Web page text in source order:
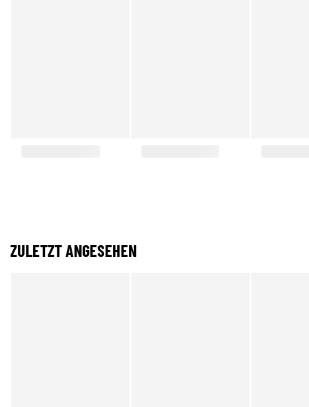
ZULETZT ANGESEHEN